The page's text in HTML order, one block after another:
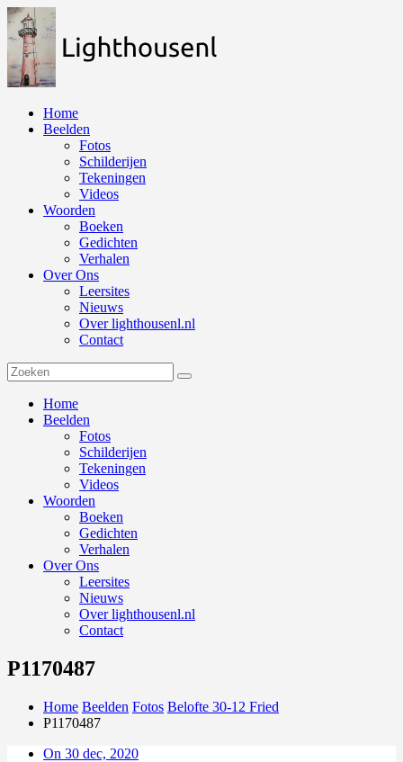
Naar
de
inhoud
springen
Home
Beelden
Fotos
Schilderijen
Tekeningen
Videos
Woorden
Boeken
Gedichten
Verhalen
Over Ons
Leersites
Nieuws
Over lighthousenl.nl
Contact
Home
Beelden
Fotos
Schilderijen
Tekeningen
Videos
Woorden
Boeken
Gedichten
Verhalen
Over Ons
Leersites
Nieuws
Over lighthousenl.nl
Contact
P1170487
Home Beelden Fotos Belofte 30-12 Fried
P1170487
On 30 dec, 2020